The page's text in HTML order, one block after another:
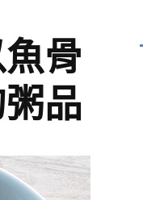
骨
品